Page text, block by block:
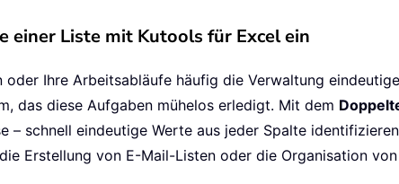
einer Liste mit Kutools für Excel ein
oder Ihre Arbeitsabläufe häufig die Verwaltung
das diese Aufgaben mühelos erledigt. Mit dem
– schnell eindeutige Werte aus jeder Spalte
Erstellung von E-Mail-Listen oder die Organisation